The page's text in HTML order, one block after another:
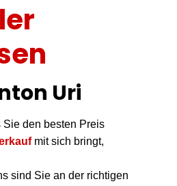
Uri
den besten Preis
mit sich bringt,
sind Sie an der richtigen